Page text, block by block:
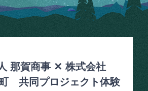
那賀商事 ✕ 株式会社
共同プロジェクト体験